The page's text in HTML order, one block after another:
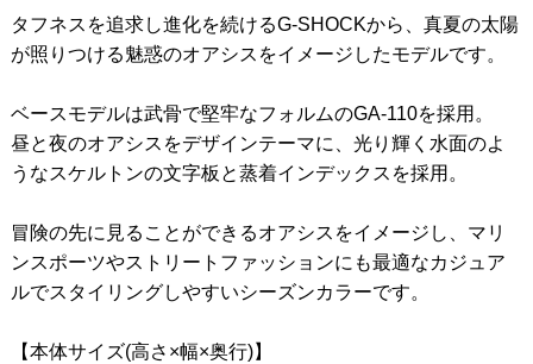
タフネスを追求し進化を続けるG-SHOCKから、真夏の太陽
が照りつける魅惑のオアシスをイメージしたモデルです。
ベースモデルは武骨で堅牢なフォルムのGA-110を採用。
昼と夜のオアシスをデザインテーマに、光り輝く水面のよ
うなスケルトンの文字板と蒸着インデックスを採用。
冒険の先に見ることができるオアシスをイメージし、マリ
ンスポーツやストリートファッションにも最適なカジュア
ルでスタイリングしやすいシーズンカラーです。
【本体サイズ(高さ×幅×奥行)】